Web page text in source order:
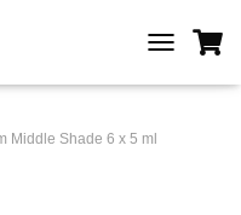
O
Middle Shade 6 x 5 ml